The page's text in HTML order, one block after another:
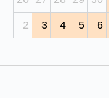
2 3 4 5 6